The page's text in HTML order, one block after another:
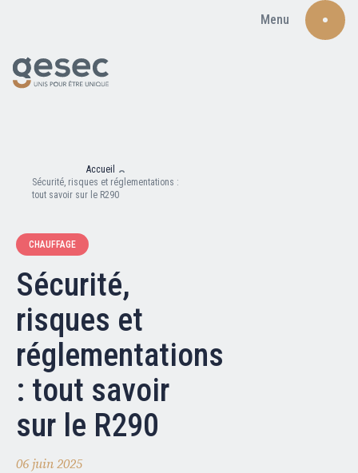
Menu
Qui sommes-nous ?
Nos adhérents
Carte du réseau
Nos partenaires
Clients professionnels
Blog
Recherche
Accueil
Sécurité, risques et réglementations :
tout savoir sur le R290
CHAUFFAGE
Sécurité,
risques et
réglementations
: tout savoir
sur le R290
06 juin 2025